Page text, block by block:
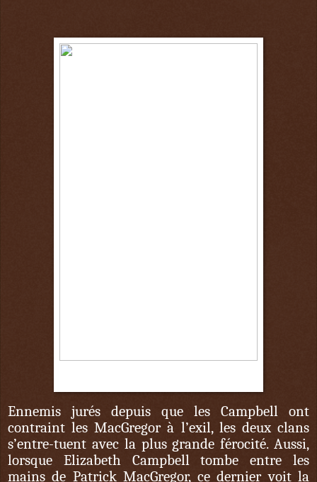
Ennemis jurés depuis que les Campbell ont
contraint les MacGregor à l’exil, les deux clans
s’entre-tuent avec la plus grande férocité. Aussi,
lorsque Elizabeth Campbell tombe entre les
mains de Patrick MacGregor, ce dernier voit la